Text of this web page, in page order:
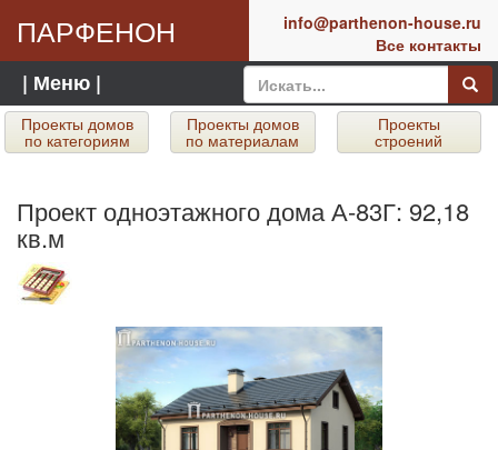
ПАРФЕНОН
info@parthenon-house.ru
Все контакты
| Меню |
Проекты домов
по категориям
Проекты домов
по материалам
Проекты
строений
Проект одноэтажного дома А-83Г: 92,18
кв.м